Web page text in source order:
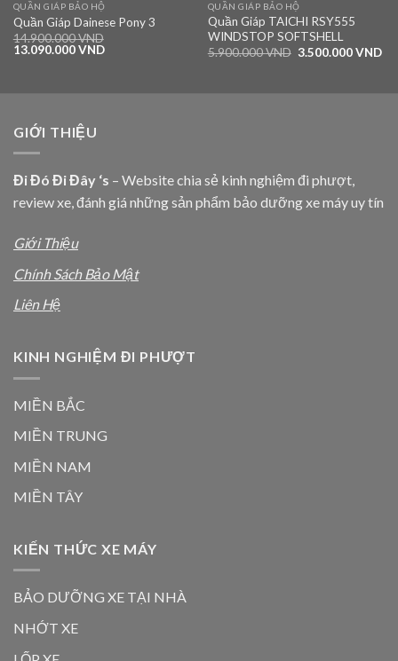
QUẦN GIÁP BẢO HỘ
Quần Giáp Dainese Pony 3
14.900.000VND
13.090.000VND
QUẦN GIÁP BẢO HỘ
Quần Giáp TAICHI RSY555
WINDSTOP SOFTSHELL
5.900.000VND 3.500.000VND
GIỚI THIỆU
Đi Đó Đi Đây ‘s – Website chia sẻ kinh nghiệm đi phượt,
review xe, đánh giá những sản phẩm bảo dưỡng xe máy uy tín
Giới Thiệu
Chính Sách Bảo Mật
Liên Hệ
KINH NGHIỆM ĐI PHƯỢT
MIỀN BẮC
MIỀN TRUNG
MIỀN NAM
MIỀN TÂY
KIẾN THỨC XE MÁY
BẢO DƯỠNG XE TẠI NHÀ
NHỚT XE